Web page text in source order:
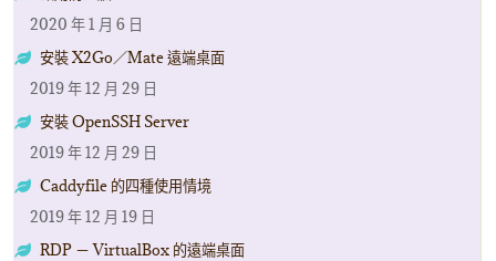
2020 年 1 月 6 日
安裝 X2Go／Mate 遠端桌面
2019 年 12 月 29 日
安裝 OpenSSH Server
2019 年 12 月 29 日
Caddyfile 的四種使用情境
2019 年 12 月 19 日
RDP － VirtualBox 的遠端桌面